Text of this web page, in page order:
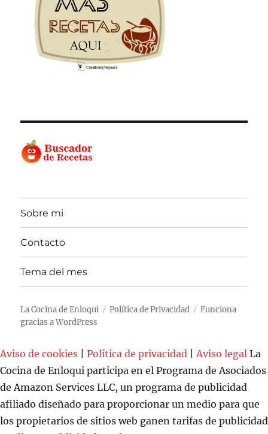
Sobre mi
Contacto
Tema del mes
La Cocina de Enloqui Política de Privacidad
Funciona
gracias a WordPress
Aviso de cookies Política de privacidad |Aviso legal La
Cocina de Enloqui participa en el Programa de Asociados
de Amazon Services LLC, un programa de publicidad
afiliado diseñado para proporcionar un medio para que
los propietarios de sitios web ganen tarifas de publicidad